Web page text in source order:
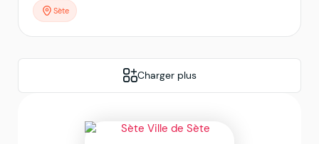
Sète
Charger plus